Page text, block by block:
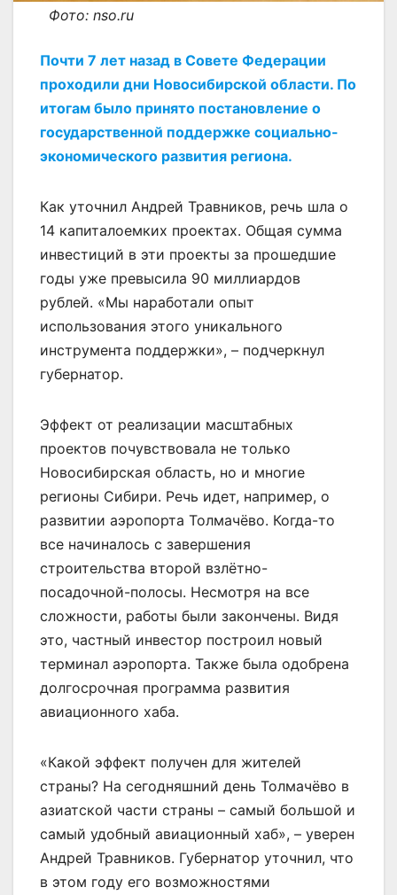
Фото: nso.ru
Почти 7 лет назад в Совете Федерации
проходили дни Новосибирской области. По
итогам было принято постановление о
государственной поддержке социально-
экономического развития региона.
Как уточнил Андрей Травников, речь шла о
14 капиталоемких проектах. Общая сумма
инвестиций в эти проекты за прошедшие
годы уже превысила 90 миллиардов
рублей. «Мы наработали опыт
использования этого уникального
инструмента поддержки», – подчеркнул
губернатор.
Эффект от реализации масштабных
проектов почувствовала не только
Новосибирская область, но и многие
регионы Сибири. Речь идет, например, о
развитии аэропорта Толмачёво. Когда-то
все начиналось с завершения
строительства второй взлётно-
посадочной-полосы. Несмотря на все
сложности, работы были закончены. Видя
это, частный инвестор построил новый
терминал аэропорта. Также была одобрена
долгосрочная программа развития
авиационного хаба.
«Какой эффект получен для жителей
страны? На сегодняшний день Толмачёво в
азиатской части страны – самый большой и
самый удобный авиационный хаб», – уверен
Андрей Травников. Губернатор уточнил, что
в этом году его возможностями